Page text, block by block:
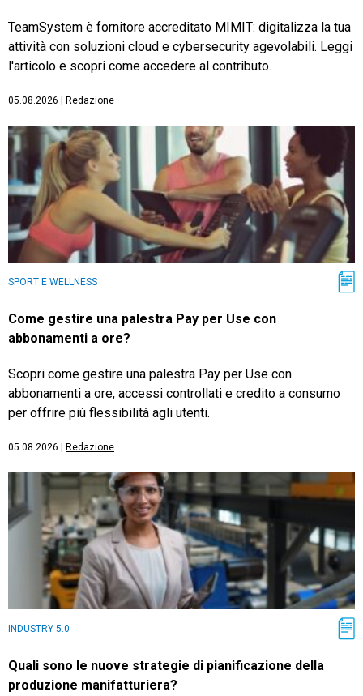
TeamSystem è fornitore accreditato MIMIT: digitalizza la tua
attività con soluzioni cloud e cybersecurity agevolabili. Leggi
l'articolo e scopri come accedere al contributo.
05.08.2026 Redazione
SPORT E WELLNESS
Come gestire una palestra Pay per Use con
abbonamenti a ore?
Scopri come gestire una palestra Pay per Use con
abbonamenti a ore, accessi controllati e credito a consumo
per offrire più flessibilità agli utenti.
05.08.2026 Redazione
INDUSTRY 5.0
Quali sono le nuove strategie di pianificazione della
produzione manifatturiera?